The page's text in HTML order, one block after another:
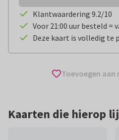
Klantwaardering 9.2/10
Voor 21:00 uur besteld =
Deze kaart is volledig te
Toevoegen
Kaarten die hierop